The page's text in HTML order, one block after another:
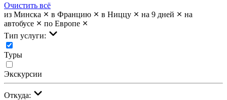
Очистить всё
из Минска
в Францию в Ниццу на 9 дней
на
автобусе
по Европе
Тип услуги:
Туры
Экскурсии
Откуда: